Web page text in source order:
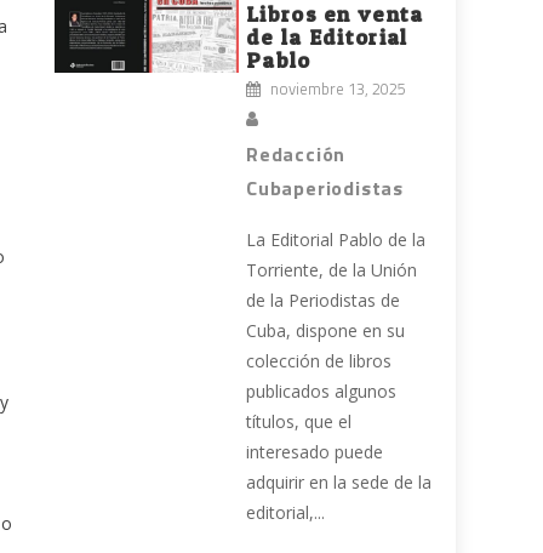
Libros en venta
de la Editorial
Pablo
noviembre 13, 2025
Redacción
Cubaperiodistas
La Editorial Pablo de la
Torriente, de la Unión
de la Periodistas de
Cuba, dispone en su
colección de libros
publicados algunos
títulos, que el
interesado puede
adquirir en la sede de la
editorial,...